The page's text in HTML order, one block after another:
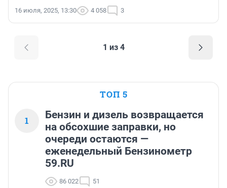
16 июля, 2025, 13:30 4 058 3
1 из 4
ТОП 5
1
Бензин и дизель возвращается
на обсохшие заправки, но
очереди остаются —
еженедельный Бензинометр
59.RU
86 022 51